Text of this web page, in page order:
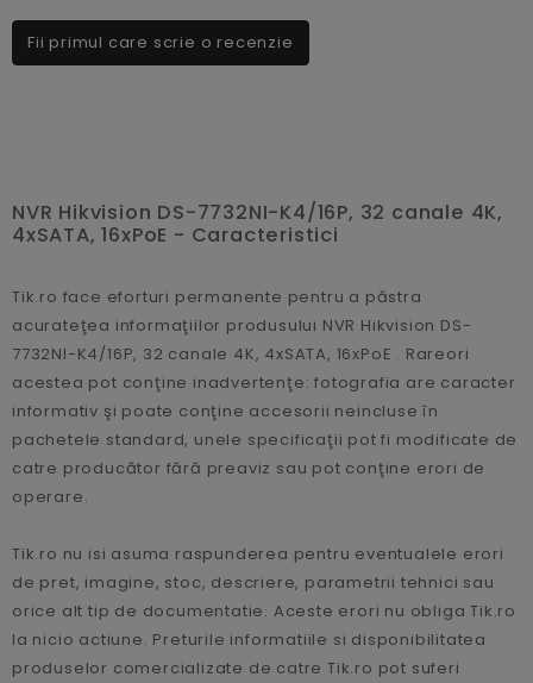
Fii primul care scrie o recenzie
NVR Hikvision DS-7732NI-K4/16P, 32 canale 4K,
4xSATA, 16xPoE - Caracteristici
Tik.ro face eforturi permanente pentru a păstra
acurateţea informaţiilor produsului NVR Hikvision DS-
7732NI-K4/16P, 32 canale 4K, 4xSATA, 16xPoE . Rareori
acestea pot conţine inadvertenţe: fotografia are caracter
informativ şi poate conţine accesorii neincluse în
pachetele standard, unele specificaţii pot fi modificate de
catre producător fără preaviz sau pot conţine erori de
operare.
Tik.ro nu isi asuma raspunderea pentru eventualele erori
de pret, imagine, stoc, descriere, parametrii tehnici sau
orice alt tip de documentatie. Aceste erori nu obliga Tik.ro
la nicio actiune. Preturile informatiile si disponibilitatea
produselor comercializate de catre Tik.ro pot suferi